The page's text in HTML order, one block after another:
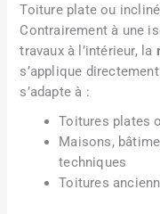
Toiture plate ou
Contrairement à une
travaux à l’intérieur, la
s’applique
s’adapte à :
Toitures plates
Maisons,
techniques
Toitures